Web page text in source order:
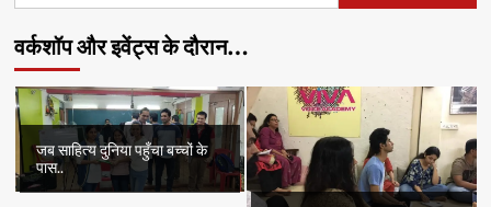
शेर..
वर्कशॉप और इवेंट्स के दौरान…
जब साहित्य दुनिया पहुँचा बच्चों के
पास..